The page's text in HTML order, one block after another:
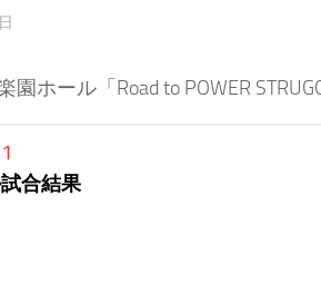
ホール「Road to POWER
合結果